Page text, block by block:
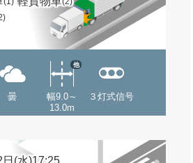
曇
幅9.0～
13.0m
他
３灯式信号
(水)17:25